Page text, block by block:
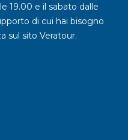
19.00 e il sabato dalle
di cui hai bisogno
sul sito Veratour.